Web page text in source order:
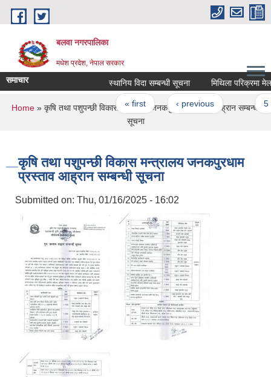
Skip to main content
बलवा नगरपालिका
मधेश प्रदेश, नेपाल सरकार
समाचार स्थानिय विदा सम्बन्धी सूचना मिथिला परिक्रमा मेला
Pages
« first ‹ previous … 5
You are here
Home » कृषि तथा पशुपन्छी विकास मन्त्रालय जनकपुरधाम प्रस्ताव आह्रान सम्बन्धी
सूचना
कृषि तथा पशुपन्छी विकास मन्त्रालय जनकपुरधाम
प्रस्ताव आह्रान सम्बन्धी सूचना
Submitted on: Thu, 01/16/2025 - 16:02